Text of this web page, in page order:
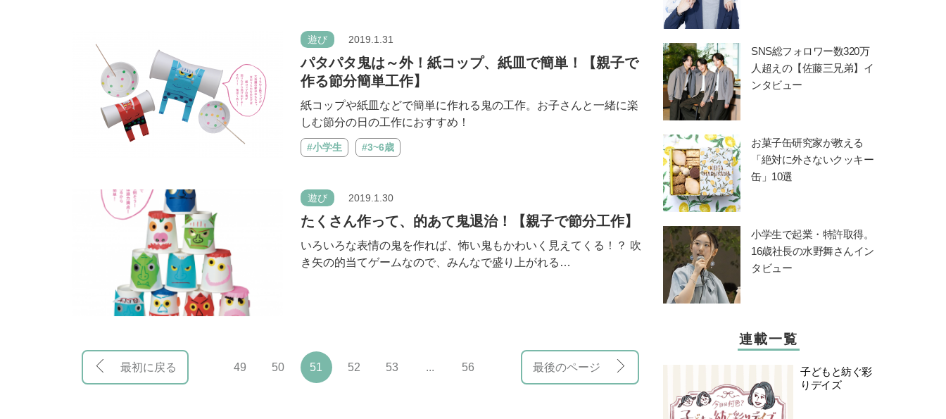
遊び 2019.1.31
パタパタ鬼は～外！紙コップ、紙皿で簡単！【親子で
作る節分簡単工作】
紙コップや紙皿などで簡単に作れる鬼の工作。お子さんと一緒に楽
しむ節分の日の工作におすすめ！
#小学生 #3~6歳
遊び 2019.1.30
たくさん作って、的あて鬼退治！【親子で節分工作】
いろいろな表情の鬼を作れば、怖い鬼もかわいく見えてくる！？ 吹
き矢の的当てゲームなので、みんなで盛り上がれる…
最初に戻る 49 50 51 52 53 ... 56 最後のページ
SNS総フォロワー数320万
人超えの【佐藤三兄弟】イ
ンタビュー
お菓子缶研究家が教える
「絶対に外さないクッキー
缶」10選
小学生で起業・特許取得。
16歳社長の水野舞さんイン
タビュー
連載一覧
子どもと紡ぐ彩
りデイズ